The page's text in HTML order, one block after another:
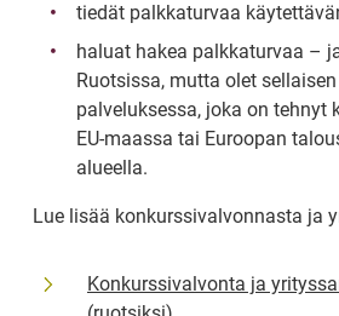
tiedät palkkaturvaa
haluat hakea palkkaturvaa –
Ruotsissa, mutta olet
palveluksessa, joka on tehnyt
EU-maassa tai Euroopan
alueella.
Lue lisää konkurssivalvonnasta ja
Konkurssivalvonta ja